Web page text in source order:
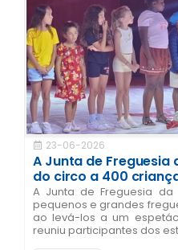
23-06-2026
A Junta de Freguesia
do circo a 400
A Junta de Freguesia
pequenos e grandes
ao levá-los a um
reuniu participantes dos